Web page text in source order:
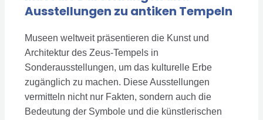
Ausstellungen zu antiken Tempeln
Museen weltweit präsentieren die Kunst und
Architektur des Zeus-Tempels in
Sonderausstellungen, um das kulturelle Erbe
zugänglich zu machen. Diese Ausstellungen
vermitteln nicht nur Fakten, sondern auch die
Bedeutung der Symbole und die künstlerischen